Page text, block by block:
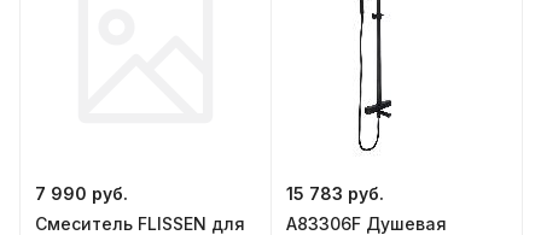
7 990 руб.
Смеситель FLISSEN для
15 783 руб.
A83306F Душевая